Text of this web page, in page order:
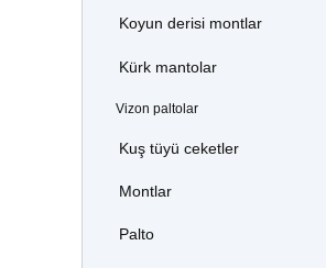
Koyun derisi montlar
Kürk mantolar
Vizon paltolar
Kuş tüyü ceketler
Montlar
Palto